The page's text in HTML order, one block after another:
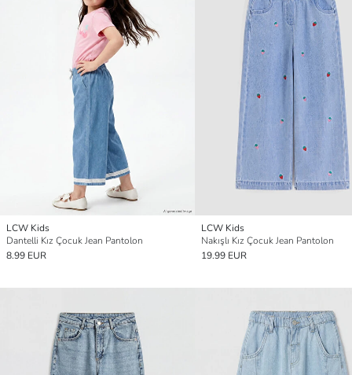
LCW Kids
Dantelli Kız Çocuk Jean Pantolon
8.99 EUR
LCW Kids
Nakışlı Kız Çocuk Jean Pantolon
19.99 EUR